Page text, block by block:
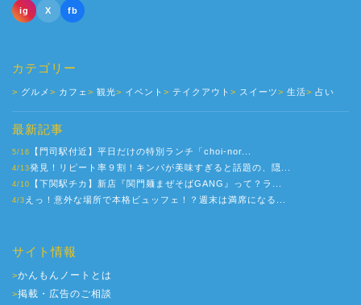
ig X fb
カテゴリー
グルメ カフェ 観光 イベント テイクアウト スイーツ 生活 占い
最新記事
5/16 【門司駅付近】平日だけの特別ランチ「choi-nor...
4/13発見！リピート率９割！キンパが美味すぎると話題の、隠...
4/10 【下関駅チカ】新店『関門麺まぜそばGANG』って？ラ...
4/3 えっ！意外な場所で本格ビュッフェ！？週末は満席になる...
サイト情報
>かんもんノートとは
>掲載・広告のご相談